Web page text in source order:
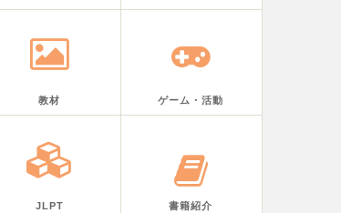
教材 ゲーム・活動
JLPT 書籍紹介